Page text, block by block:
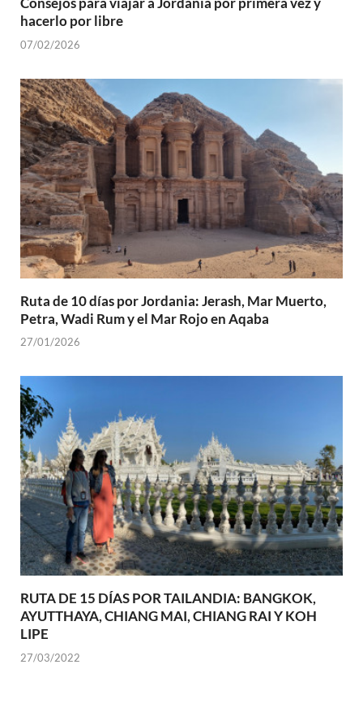
hacerlo por libre
07/02/2026
Ruta de 10 días por Jordania: Jerash, Mar Muerto,
Petra, Wadi Rum y el Mar Rojo en Aqaba
27/01/2026
RUTA DE 15 DÍAS POR TAILANDIA: BANGKOK,
AYUTTHAYA, CHIANG MAI, CHIANG RAI Y KOH
LIPE
27/03/2022